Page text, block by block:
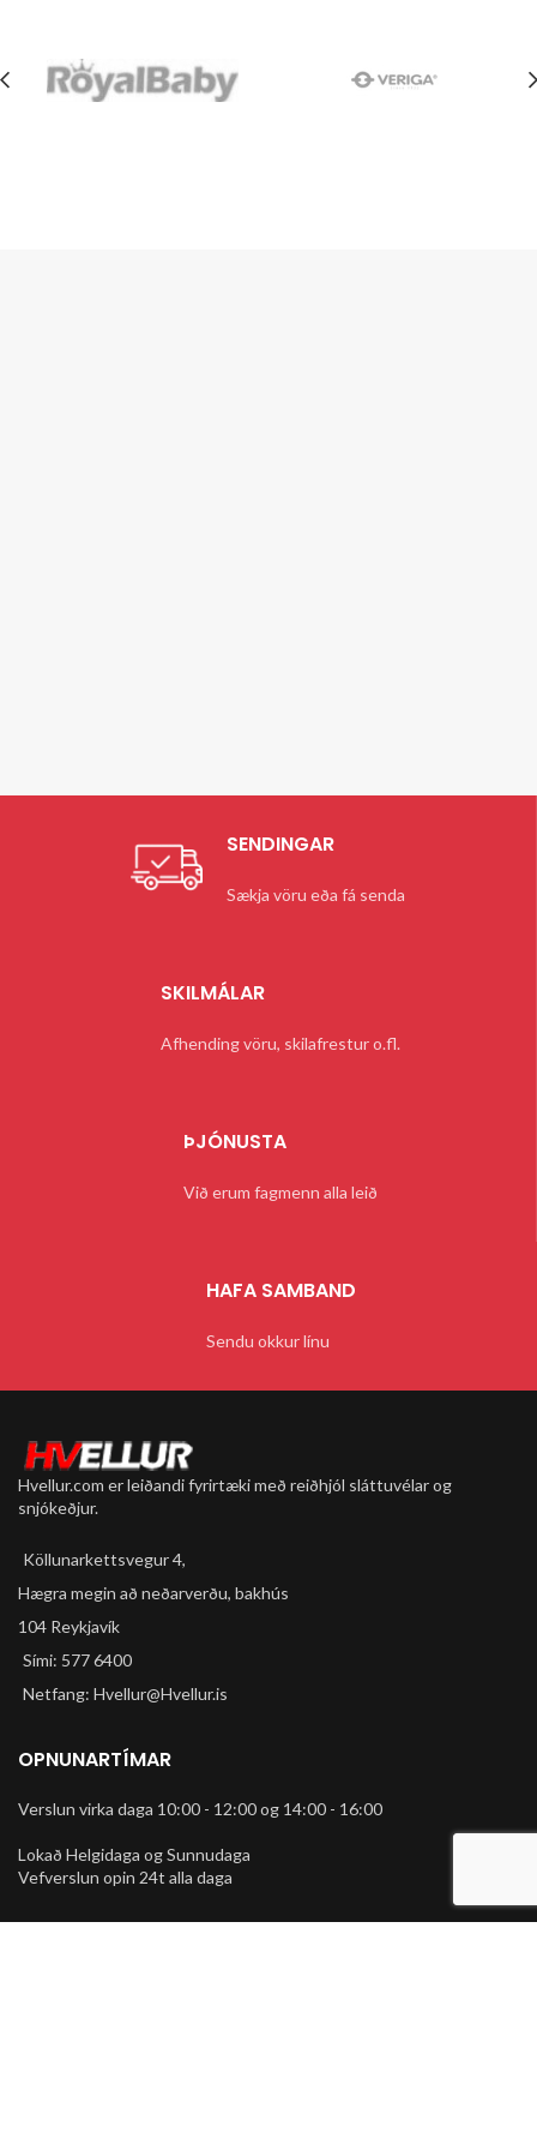
SENDINGAR
Sækja vöru eða fá senda
SKILMÁLAR
Afhending vöru, skilafrestur o.fl.
ÞJÓNUSTA
Við erum fagmenn alla leið
HAFA SAMBAND
Sendu okkur línu
Hvellur.com er leiðandi fyrirtæki með reiðhjól sláttuvélar og
snjókeðjur.
Köllunarkettsvegur 4,
Hægra megin að neðarverðu, bakhús
104 Reykjavík
Sími: 577 6400
Netfang: Hvellur@Hvellur.is
OPNUNARTÍMAR
Verslun virka daga 10:00 - 12:00 og 14:00 - 16:00
Lokað Helgidaga og Sunnudaga
Vefverslun opin 24t alla daga